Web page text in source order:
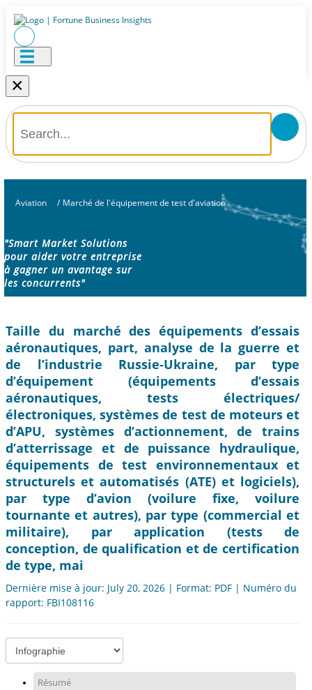
×
Aviation / Marché de l'équipement de test d'aviation
"Smart Market Solutions
pour aider votre entreprise
à gagner un avantage sur
les concurrents"
Taille du marché des équipements d’essais
aéronautiques, part, analyse de la guerre et
de l’industrie Russie-Ukraine, par type
d’équipement (équipements d’essais
aéronautiques, tests électriques/
électroniques, systèmes de test de moteurs et
d’APU, systèmes d’actionnement, de trains
d’atterrissage et de puissance hydraulique,
équipements de test environnementaux et
structurels et automatisés (ATE) et logiciels),
par type d’avion (voilure fixe, voilure
tournante et autres), par type (commercial et
militaire), par application (tests de
conception, de qualification et de certification
de type, mai
Dernière mise à jour: July 20, 2026 | Format: PDF | Numéro du
rapport: FBI108116
Résumé